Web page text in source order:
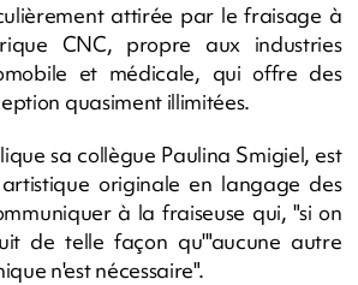
attirée par le fraisage à
CNC, propre aux industries
et médicale, qui offre des
quasiment illimitées.
sa collègue Paulina Smigiel, est
originale en langage des
à la fraiseuse qui, "si on
de telle façon qu'"aucune autre
n'est nécessaire".